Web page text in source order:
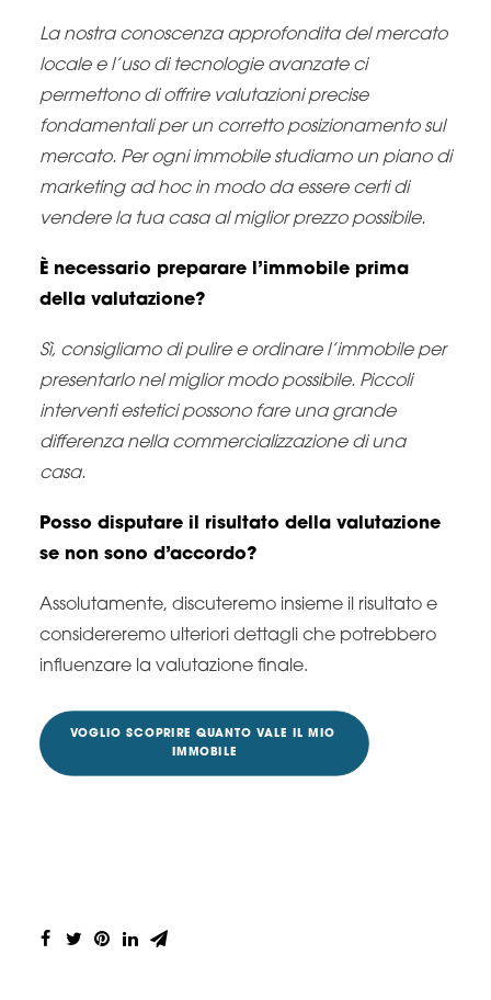
La nostra conoscenza approfondita del mercato
locale e l’uso di tecnologie avanzate ci
permettono di offrire valutazioni precise
fondamentali per un corretto posizionamento sul
mercato. Per ogni immobile studiamo un piano di
marketing ad hoc in modo da essere certi di
vendere la tua casa al miglior prezzo possibile.
È necessario preparare l’immobile prima
della valutazione?
Sì, consigliamo di pulire e ordinare l’immobile per
presentarlo nel miglior modo possibile. Piccoli
interventi estetici possono fare una grande
differenza nella commercializzazione di una
casa.
Posso disputare il risultato della valutazione
se non sono d’accordo?
Assolutamente, discuteremo insieme il risultato e
considereremo ulteriori dettagli che potrebbero
influenzare la valutazione finale.
VOGLIO SCOPRIRE QUANTO VALE IL MIO
IMMOBILE